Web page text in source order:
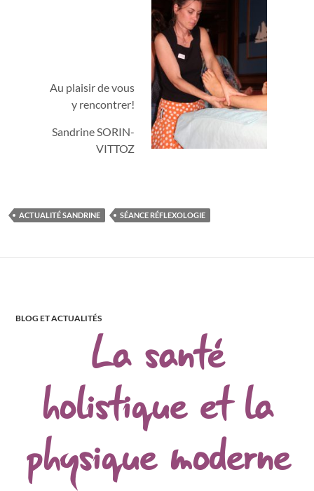
Au plaisir de vous
y rencontrer!
Sandrine SORIN-
VITTOZ
ACTUALITÉ SANDRINE SÉANCE RÉFLEXOLOGIE
BLOG ET ACTUALITÉS
La santé
holistique et la
physique moderne